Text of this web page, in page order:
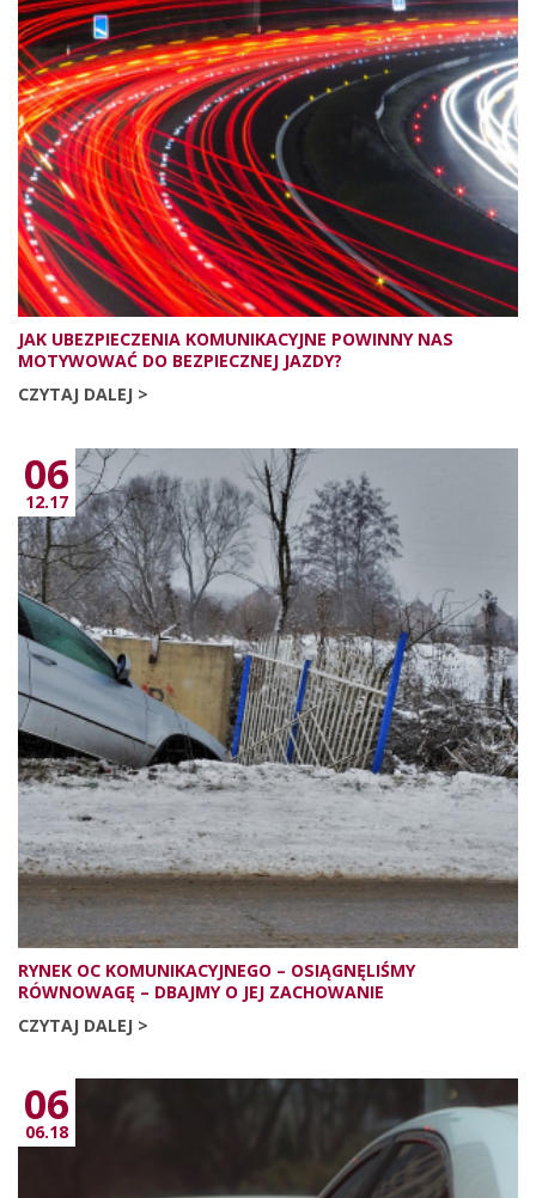
JAK UBEZPIECZENIA KOMUNIKACYJNE POWINNY NAS
MOTYWOWAĆ DO BEZPIECZNEJ JAZDY?
CZYTAJ DALEJ >
06
12.17
RYNEK OC KOMUNIKACYJNEGO – OSIĄGNĘLIŚMY
RÓWNOWAGĘ – DBAJMY O JEJ ZACHOWANIE
CZYTAJ DALEJ >
06
06.18